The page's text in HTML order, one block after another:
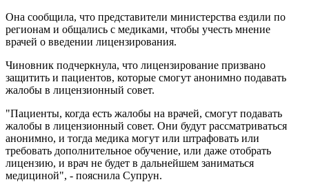
Она сообщила, что представители министерства ездили по
регионам и общались с медиками, чтобы учесть мнение
врачей о введении лицензирования.
Чиновник подчеркнула, что лицензирование призвано
защитить и пациентов, которые смогут анонимно подавать
жалобы в лицензионный совет.
"Пациенты, когда есть жалобы на врачей, смогут подавать
жалобы в лицензионный совет. Они будут рассматриваться
анонимно, и тогда медика могут или штрафовать или
требовать дополнительное обучение, или даже отобрать
лицензию, и врач не будет в дальнейшем заниматься
медициной", - пояснила Супрун.